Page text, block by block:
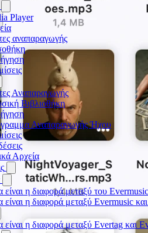
Player
αναπαραγωγής
Αναπαραγωγής
Βιβλιοθήκη
Αναπαραγωγής Ήχου
Αρχεία
είναι η διαφορά μεταξύ του
είναι η διαφορά μεταξύ Evermusic
είναι η διαφορά μεταξύ Evertag και